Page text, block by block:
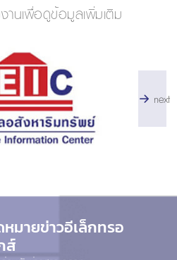
นเพื่อดูข้อมูลเพิ่มเติม
next
มายข่าวอีเล็กทรอ
ส์